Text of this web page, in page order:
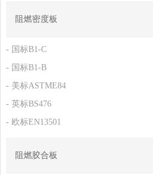
阻燃密度板
- 国标B1-C
- 国标B1-B
- 美标ASTME84
- 英标BS476
- 欧标EN13501
阻燃胶合板